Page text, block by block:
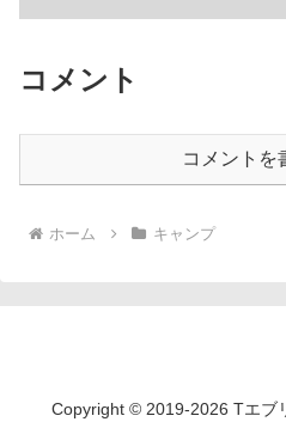
コメント
コメントを
ホーム キャンプ
Copyright © 2019-2026 Tエブ